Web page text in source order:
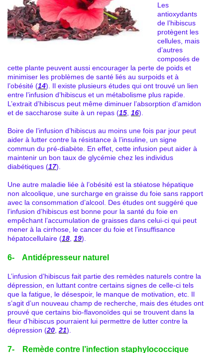
Les
antioxydants
de l’hibiscus
protègent les
cellules, mais
d’autres
composés de
cette plante peuvent aussi encourager la perte de poids et
minimiser les problèmes de santé liés au surpoids et à
l’obésité (14). Il existe plusieurs études qui ont trouvé un lien
entre l’infusion d’hibiscus et un métabolisme plus rapide.
L’extrait d’hibiscus peut même diminuer l’absorption d’amidon
et de saccharose suite à un repas (15 16).
Boire de l’infusion d’hibiscus au moins une fois par jour peut
aider à lutter contre la résistance à l’insuline, un signe
commun du pré-diabète. En effet, cette infusion peut aider à
maintenir un bon taux de glycémie chez les individus
diabétiques (17).
Une autre maladie liée à l’obésité est la stéatose hépatique
non alcoolique, une surcharge en graisse du foie sans rapport
avec la consommation d’alcool. Des études ont suggéré que
l’infusion d’hibiscus est bonne pour la santé du foie en
empêchant l’accumulation de graisses dans celui-ci qui peut
mener à la cirrhose, le cancer du foie et l’insuffisance
hépatocellulaire (18 19).
6- Antidépresseur naturel
L’infusion d’hibiscus fait partie des remèdes naturels contre la
dépression, en luttant contre certains signes de celle-ci tels
que la fatigue, le désespoir, le manque de motivation, etc. Il
s’agit d’un nouveau champ de recherche, mais des études ont
prouvé que certains bio-flavonoïdes qui se trouvent dans la
fleur d’hibiscus pourraient lui permettre de lutter contre la
dépression (20 21).
7- Remède contre l’infection staphylococcique